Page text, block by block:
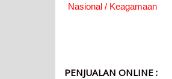
Nasional / Keagamaan
PENJUALAN ONLINE :